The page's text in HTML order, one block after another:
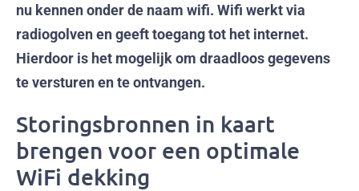
nu kennen onder de naam wifi. Wifi werkt via
radiogolven en geeft toegang tot het internet.
Hierdoor is het mogelijk om draadloos gegevens
te versturen en te ontvangen.
Storingsbronnen in kaart
brengen voor een optimale
WiFi dekking